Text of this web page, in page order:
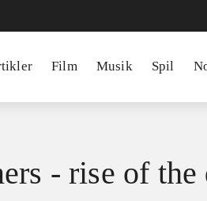
Film Musik Spil
- rise of the